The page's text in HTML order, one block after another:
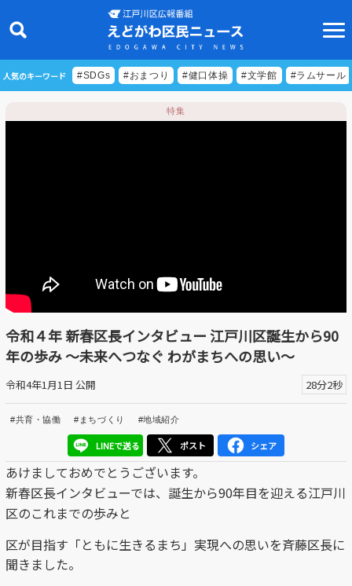
えどトピ
#えど推し
江戸川区でともに暮らそう / Living Together in Edogaw
a City
おうちで動画
ふるさと散歩
人気のキーワード #SDGs #おまつり #健口体操 #文学館 #ラムサール
特集
令和４年 新春区長インタビュー 江戸川区誕生から90
年の歩み ～未来へつなぐ わがまちへの思い～
令和4年1月1日 公開 28分2秒
#共育・協働 #まちづくり #地域紹介
LINEで送る ポスト シェア
あけましておめでとうございます。
新春区長インタビューでは、誕生から90年目を迎える江戸川
区のこれまでの歩みと
区が目指す「ともに生きるまち」実現への思いを斉藤区長に
聞きました。